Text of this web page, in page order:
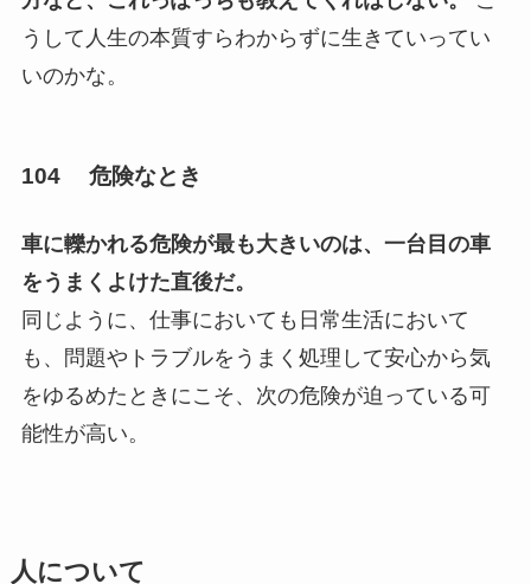
うして人生の本質すらわからずに生きていってい
いのかな。
104 危険なとき
車に轢かれる危険が最も大きいのは、一台目の車
をうまくよけた直後だ。
同じように、仕事においても日常生活において
も、問題やトラブルをうまく処理して安心から気
をゆるめたときにこそ、次の危険が迫っている可
能性が高い。
人について